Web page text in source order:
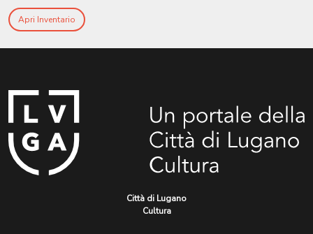
Apri Inventario
Città di Lugano
Cultura